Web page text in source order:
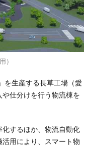
）
を生産する長草工場（愛
仕分けを行う物流棟を
するほか、物流自動化
用により、スマート物